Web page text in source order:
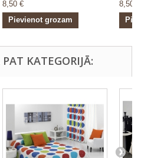
8,50 €
Pievienot grozam
8,50 €
KATEGORIJĀ: